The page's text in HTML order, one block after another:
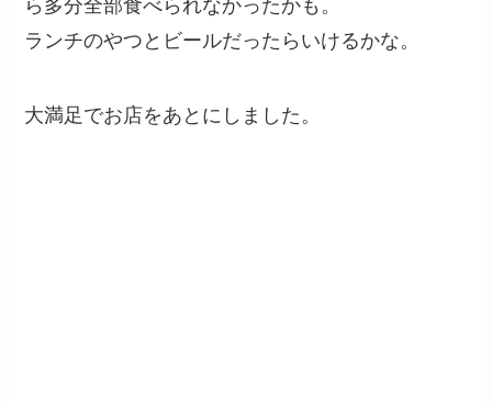
ら多分全部食べられなかったかも。
ランチのやつとビールだったらいけるかな。
大満足でお店をあとにしました。